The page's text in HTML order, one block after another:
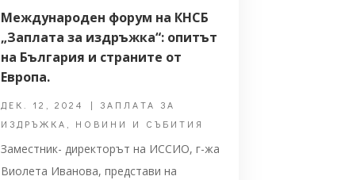
Международен форум на КНСБ
„Заплата за издръжка“: опитът
на България и страните от
Европа.
ДЕК. 12, 2024 | ЗАПЛАТА ЗА
ИЗДРЪЖКА
НОВИНИ И СЪБИТИЯ
Заместник- директорът на ИССИО, г-жа
Виолета Иванова, представи на